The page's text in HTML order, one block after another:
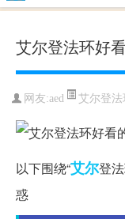
艾尔登法环好
网友:aed 艾尔登
以下围绕“艾尔登
惑